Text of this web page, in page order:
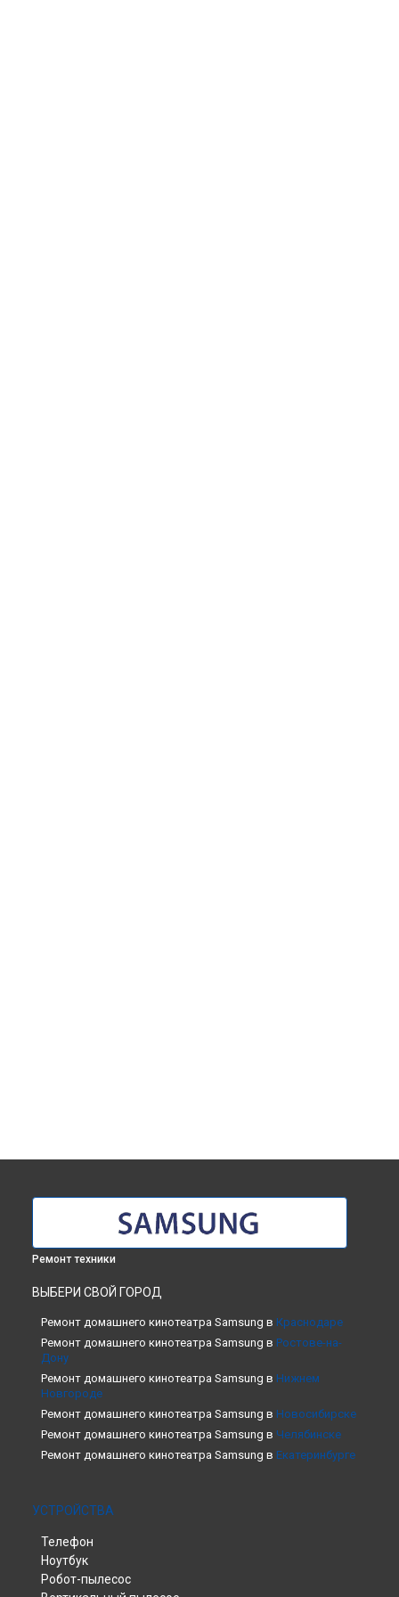
Ремонт техники
ВЫБЕРИ СВОЙ ГОРОД
Ремонт домашнего кинотеатра Samsung в Краснодаре
Ремонт домашнего кинотеатра Samsung в Ростове-на-
Дону
Ремонт домашнего кинотеатра Samsung в Нижнем
Новгороде
Ремонт домашнего кинотеатра Samsung в Новосибирске
Ремонт домашнего кинотеатра Samsung в Челябинске
Ремонт домашнего кинотеатра Samsung в Екатеринбурге
Ремонт домашнего кинотеатра Samsung в
Ремонт домашнего кинотеатра Samsung в
Ремонт домашнего кинотеатра Samsung в
Ремонт домашнего кинотеатра Samsung в
УСТРОЙСТВА
Телефон
Ноутбук
Робот-пылесос